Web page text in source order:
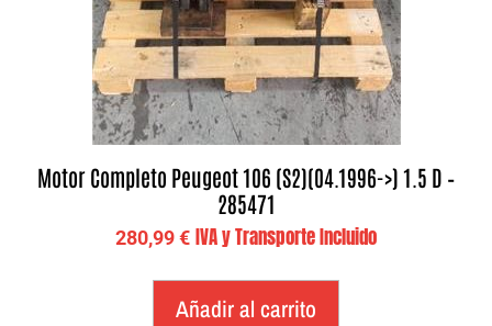
Motor Completo Peugeot 106 (S2)(04.1996->) 1.5 D –
285471
280,99€ IVA y Transporte Incluido
Añadir al carrito